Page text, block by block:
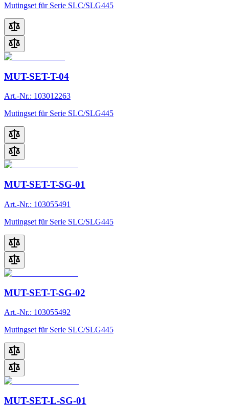
Mutingset für Serie SLC/SLG445
MUT-SET-T-04
Art.-Nr.: 103012263
Mutingset für Serie SLC/SLG445
MUT-SET-T-SG-01
Art.-Nr.: 103055491
Mutingset für Serie SLC/SLG445
MUT-SET-T-SG-02
Art.-Nr.: 103055492
Mutingset für Serie SLC/SLG445
MUT-SET-L-SG-01